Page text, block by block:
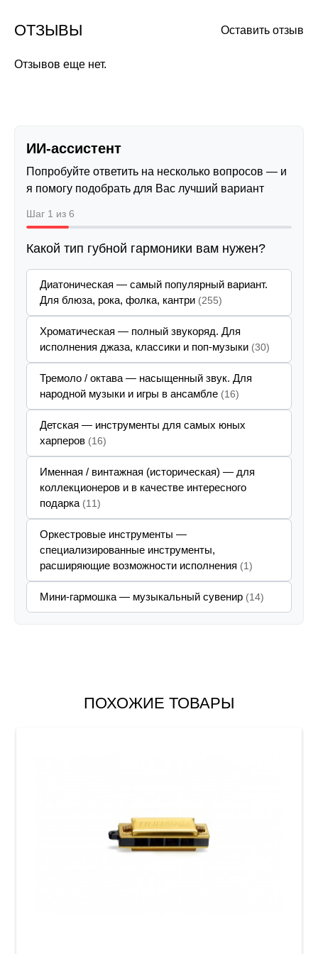
Оставить отзыв
ОТЗЫВЫ
Отзывов еще нет.
ИИ-ассистент
Попробуйте ответить на несколько вопросов — и
я помогу подобрать для Вас лучший вариант
Шаг 1 из 6
Какой тип губной гармоники вам нужен?
Диатоническая — самый популярный вариант.
Для блюза, рока, фолка, кантри (255)
Хроматическая — полный звукоряд. Для
исполнения джаза, классики и поп-музыки (30)
Тремоло / октава — насыщенный звук. Для
народной музыки и игры в ансамбле (16)
Детская — инструменты для самых юных
харперов (16)
Именная / винтажная (историческая) — для
коллекционеров и в качестве интересного
подарка (11)
Оркестровые инструменты —
специализированные инструменты,
расширяющие возможности исполнения (1)
Мини-гармошка — музыкальный сувенир (14)
ПОХОЖИЕ ТОВАРЫ